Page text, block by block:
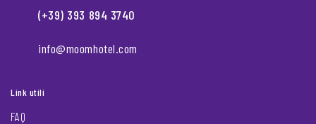
(+39) 393 894 3740
info@moomhotel.com
Link utili
FAQ